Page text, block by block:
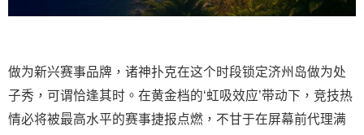
做为新兴赛事品牌，诸神扑克在这个时段锁定济州岛做为处
子秀，可谓恰逢其时。在黄金档的‘虹吸效应’带动下，竞技热
情必将被最高水平的赛事捷报点燃，不甘于在屏幕前代理满